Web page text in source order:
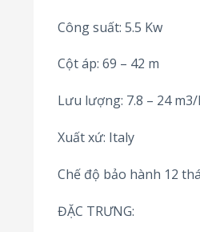
Công suất: 5.5 Kw
Cột áp: 69 – 42 m
Lưu lượng: 7.8 – 24
Xuất xứ: Italy
Chế độ bảo hành 12
ĐẶC TRƯNG: